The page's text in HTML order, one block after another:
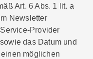
Art. 6 Abs. 1 lit. a
Newsletter
Provider
das Datum und
möglichen